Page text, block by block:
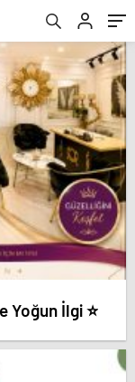
Yoğun İlgi ⭐